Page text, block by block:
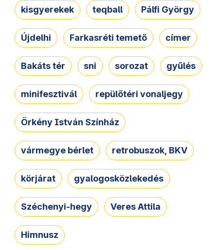
kisgyerekek teqball Pálfi György
Újdelhi Farkasréti temető címer
Bakáts tér sni sorozat gyűlés
minifesztivál repülőtéri vonaljegy
Örkény István Színház
vármegye bérlet retrobuszok, BKV
körjárat gyalogosközlekedés
Széchenyi-hegy Veres Attila
Himnusz